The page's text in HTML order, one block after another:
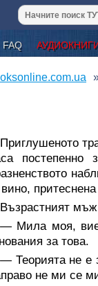
FAQ
Приглушеното
постепенно
Възрастният мъж
— Мила моя, вие
за това.
— Теорията не е
не ми се